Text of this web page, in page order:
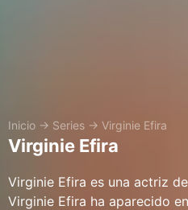
Inicio → Series → Virginie Efira
Virginie Efira
Virginie Efira es una actriz
Virginie Efira ha aparecido